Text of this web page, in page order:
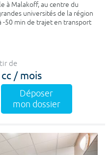
à Malakoff, au centre du
universités de la région
-50 min de trajet en transport
de
/ mois
Déposer
mon dossier